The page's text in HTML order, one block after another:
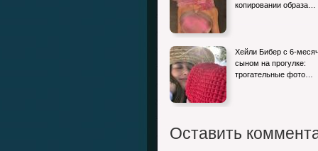
копировании образа…
Хейли Бибер с 6-
сыном на прогулке:
трогательные фото…
Оставить